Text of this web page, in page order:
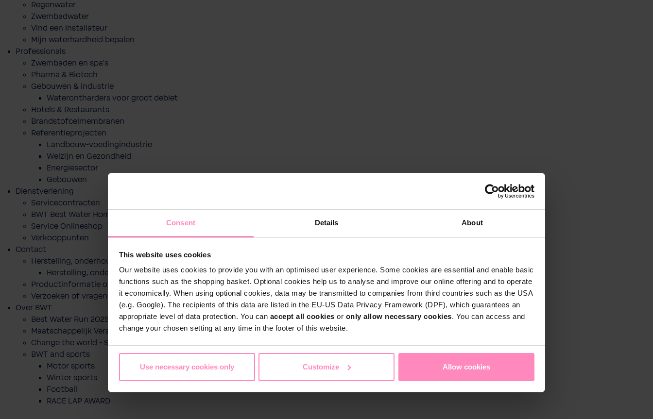
Consent Details About
This website uses cookies
Our website uses cookies to provide you with an optimised user experience. Some cookies are essential and enable basic
functions such as the shopping basket. Optional cookies help us to analyse and improve our online offering and to operate
it economically. When using optional cookies, data may be transmitted to companies from third countries such as the USA
(e.g. Google). The recipients of this data are listed in the EU-US Data Privacy Framework (DPF), which guarantees an
appropriate level of data protection. You can accept all cookies or only allow necessary cookies. You can access and
change your chosen setting at any time in the footer of this website.
Use necessary cookies only Customize Allow cookies
Regenwater
Zwembadwater
Vind een installateur
Mijn waterhardheid bepalen
Professionals
Zwembaden en spa's
Pharma & Biotech
Gebouwen & industrie
Waterontharders voor groot debiet
Hotels & Restaurants
Brandstofcelmembranen
Referentieprojecten
Landbouw-voedingindustrie
Welzijn en Gezondheid
Energiesector
Gebouwen
Dienstverlening
Servicecontracten
BWT Best Water Home app
Service Onlineshop
Verkooppunten
Contact
Herstelling, onderhoud of indienststelling
Herstelling, onderhoud of indienststelling
Productinformatie of prijsofferte voor een product
Verzoeken of vragen
Over BWT
Best Water Run 2025
Maatschappelijk Verantwoord Ondernemen
Change the world - Sip by sip
BWT and sports
Motor sports
Winter sports
Football
RACE LAP AWARD